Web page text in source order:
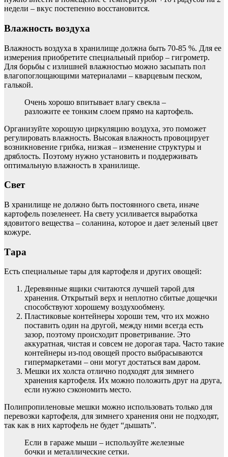
недели – вкус постепенно восстановится.
Влажность воздуха
Влажность воздуха в хранилище должна быть 70-85 %. Для ее
измерения приобретите специальный прибор – гигрометр.
Для борьбы с излишней влажностью можно засыпать пол
влагопоглощающими материалами – кварцевым песком,
галькой.
Очень хорошо впитывает влагу свекла –
разложите ее тонким слоем прямо на картофель.
Организуйте хорошую циркуляцию воздуха, это поможет
регулировать влажность. Высокая влажность провоцирует
возникновение грибка, низкая – изменение структуры и
дряблость. Поэтому нужно установить и поддерживать
оптимальную влажность в хранилище.
Свет
В хранилище не должно быть постоянного света, иначе
картофель позеленеет. На свету усиливается выработка
ядовитого вещества – соланина, которое и дает зеленый цвет
кожуре.
Тара
Есть специальные тары для картофеля и других овощей:
Деревянные ящики считаются лучшей тарой для
хранения. Открытый верх и неплотно сбитые дощечки
способствуют хорошему воздухообмену.
Пластиковые контейнеры хороши тем, что их можно
поставить один на другой, между ними всегда есть
зазор, поэтому происходит проветривание. Это
аккуратная, чистая и совсем не дорогая тара. Часто такие
контейнеры из-под овощей просто выбрасываются
гипермаркетами – они могут достаться вам даром.
Мешки их холста отлично подходят для зимнего
хранения картофеля. Их можно положить друг на друга,
если нужно сэкономить место.
Полипропиленовые мешки можно использовать только для
перевозки картофеля, для зимнего хранения они не подходят,
так как в них картофель не будет “дышать”.
Если в гараже мыши – используйте железные
бочки и металлические сетки.